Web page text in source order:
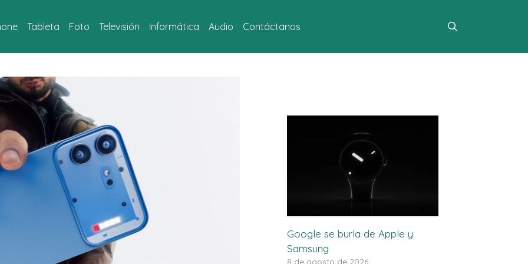
Tableta Foto Televisión Informática Audio Contáctanos
Google se burla de Apple y
Samsung
8 de agosto de 2026